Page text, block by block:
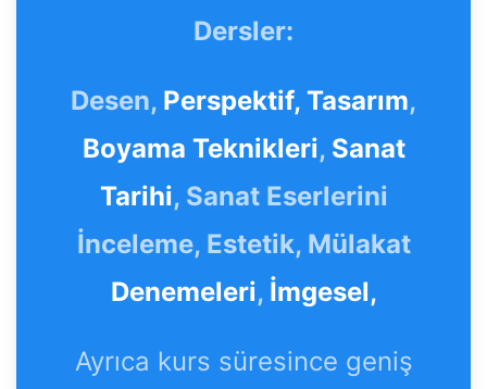
Dersler:
Desen, Perspektif, Tasarım,
Boyama Teknikleri, Sanat
Tarihi, Sanat Eserlerini
İnceleme, Estetik, Mülakat
Denemeleri, İmgesel,
Ayrıca kurs süresince geniş